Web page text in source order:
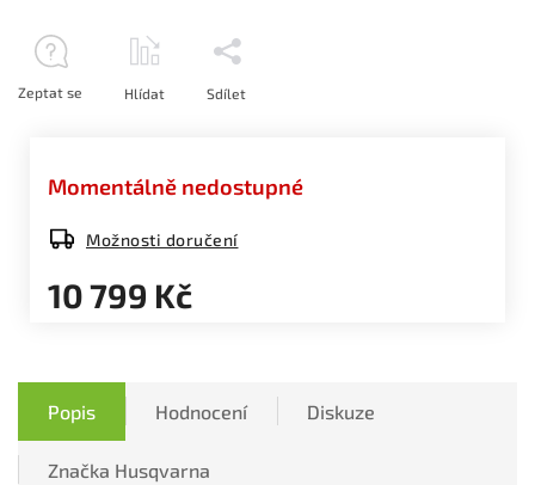
10 799 Kč
Momentálně nedostupné
Možnosti doručení
Zeptat se Hlídat Sdílet
Popis Hodnocení Diskuze
Značka Husqvarna